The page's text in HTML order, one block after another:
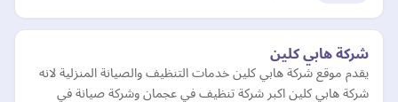
شركة هابي كلين
يقدم موقع شركة هابي كلين خدمات التنظيف والصيانة المنزلية لانه
شركة هابي كلين اكبر شركة تنظيف في عجمان وشركة صيانة في